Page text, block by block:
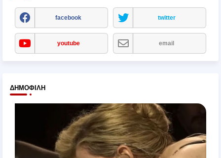
facebook twitter
youtube email
ΔΗΜΟΦΙΛΉ